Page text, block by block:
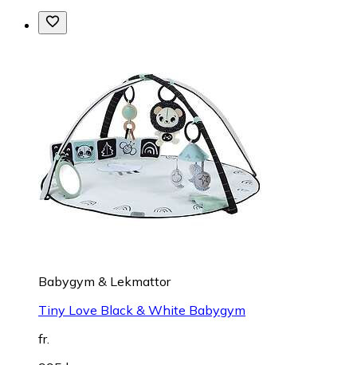
Babygym & Lekmattor
Tiny Love Black & White Babygym
fr.